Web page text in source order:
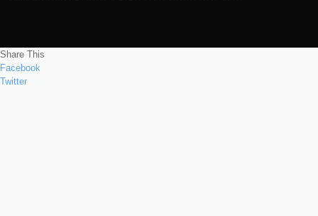
Share This
Facebook
Twitter